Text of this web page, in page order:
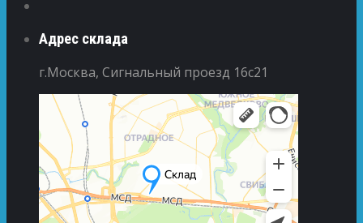
Адрес склада
г.Москва, Сигнальный проезд 16с21